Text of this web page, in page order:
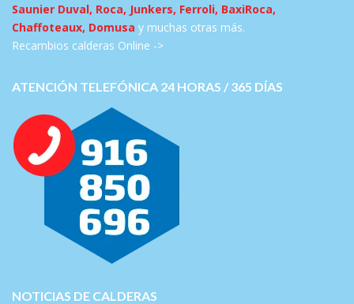
Saunier Duval, Roca, Junkers, Ferroli, BaxiRoca,
Chaffoteaux, Domusa y muchas otras más.
Recambios calderas Online ->
ATENCIÓN TELEFÓNICA 24 HORAS / 365 DÍAS
NOTICIAS DE CALDERAS